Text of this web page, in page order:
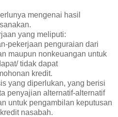
mengenai hasil
yang meliputi:
pekerjaan penguraian dari
maupun nonkeuangan untuk
tidak dapat
kredit.
yang diperlukan, yang berisi
penyajian alternatif-alternatif
untuk pengambilan keputusan
nasabah.